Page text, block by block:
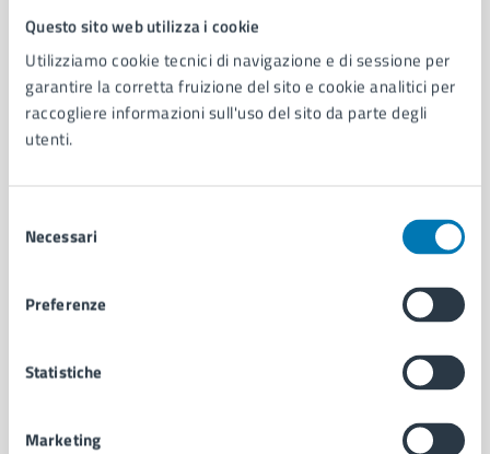
Questo sito web utilizza i cookie
Utilizziamo cookie tecnici di navigazione e di sessione per
garantire la corretta fruizione del sito e cookie analitici per
raccogliere informazioni sull'uso del sito da parte degli
utenti.
delNecessari
Preferenze
Statistiche
Marketing
Comune di Napoli
AMMINISTRAZIONE
Aree amministrative
Uffici
Personale amministrativo
Intranet, posta aziendale e protocollo
CATEGORIE DI SERVIZIO